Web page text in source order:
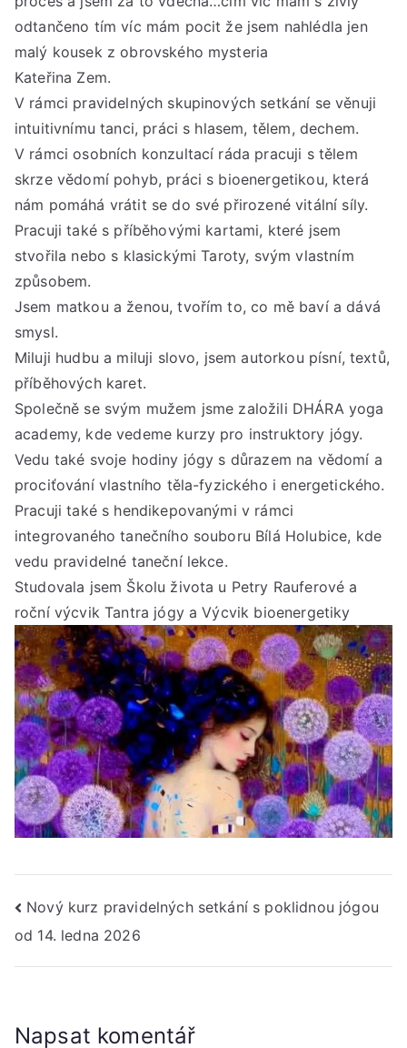
odtančeno tím víc mám pocit že jsem nahlédla jen
malý kousek z obrovského mysteria
Kateřina Zem.
V rámci pravidelných skupinových setkání se věnuji
intuitivnímu tanci, práci s hlasem, tělem, dechem.
V rámci osobních konzultací ráda pracuji s tělem
skrze vědomí pohyb, práci s bioenergetikou, která
nám pomáhá vrátit se do své přirozené vitální síly.
Pracuji také s příběhovými kartami, které jsem
stvořila nebo s klasickými Taroty, svým vlastním
způsobem.
Jsem matkou a ženou, tvořím to, co mě baví a dává
smysl.
Miluji hudbu a miluji slovo, jsem autorkou písní, textů,
příběhových karet.
Společně se svým mužem jsme založili DHÁRA yoga
academy, kde vedeme kurzy pro instruktory jógy.
Vedu také svoje hodiny jógy s důrazem na vědomí a
prociťování vlastního těla-fyzického i energetického.
Pracuji také s hendikepovanými v rámci
integrovaného tanečního souboru Bílá Holubice, kde
vedu pravidelné taneční lekce.
Studovala jsem Školu života u Petry Rauferové a
roční výcvik Tantra jógy a Výcvik bioenergetiky
Navigace
pro
Nový kurz pravidelných setkání s poklidnou jógou
od 14. ledna 2026
Napsat komentář